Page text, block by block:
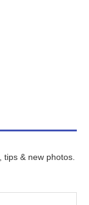
tips & new photos.